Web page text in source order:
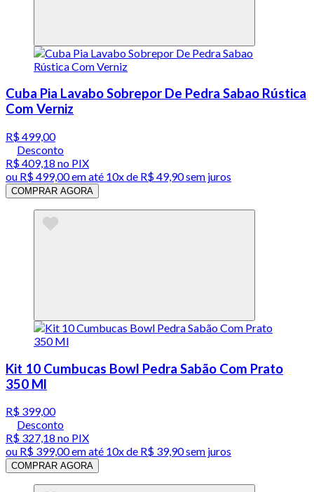
Cuba Pia Lavabo Sobrepor De Pedra Sabao Rústica
Com Verniz
R$ 499,00
Desconto
R$ 409,18 no PIX
ou R$ 499,00em até 10x de R$ 49,90 sem juros
COMPRAR AGORA
Kit 10 Cumbucas Bowl Pedra Sabão Com Prato
350 Ml
R$ 399,00
Desconto
R$ 327,18 no PIX
ou R$ 399,00em até 10x de R$ 39,90 sem juros
COMPRAR AGORA